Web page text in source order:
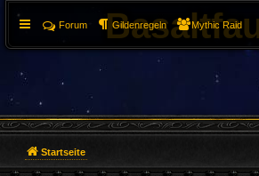
Forum Gildenregeln Mythic Raid
Startseite